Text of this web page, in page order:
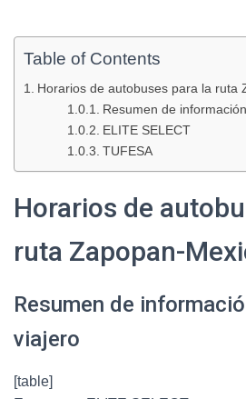
Table of Contents
Horarios de autobuses para la ruta
Resumen de
ELITE SELECT
TUFESA
Horarios de
ruta Zapopan-
Resumen de
viajero
[table]